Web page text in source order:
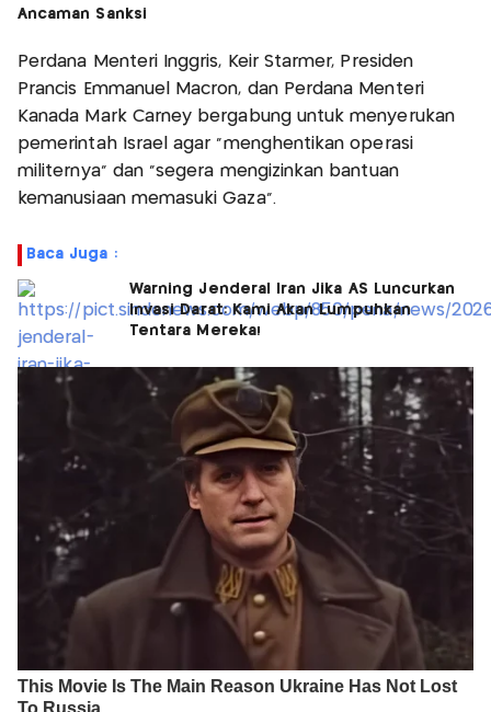
Ancaman Sanksi
Perdana Menteri Inggris, Keir Starmer, Presiden
Prancis Emmanuel Macron, dan Perdana Menteri
Kanada Mark Carney bergabung untuk menyerukan
pemerintah Israel agar "menghentikan operasi
militernya" dan "segera mengizinkan bantuan
kemanusiaan memasuki Gaza".
Baca Juga :
Warning Jenderal Iran Jika AS Luncurkan
Invasi Darat: Kami Akan Lumpuhkan
Tentara Mereka!